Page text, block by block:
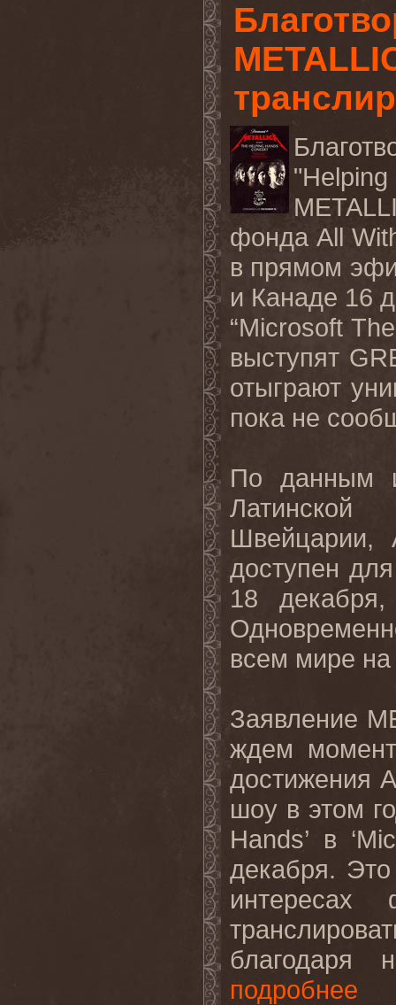
"Helping
фондаAll
в прямом
и Канаде 16
“Microsoft
выступят
отыграют
пока не
По данным
Швейцарии,
доступен
18
всем мире
Заявление
ждем
достижения
шоу в этом
Hands’ в ‘
декабря.
подробнее